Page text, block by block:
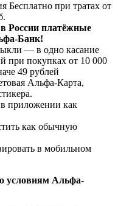
Бесплатно при тратах от
России платёжные
Банк!
— в одно касание
при покупках от 10 000
49 рублей
Альфа-Карта,
приложении как
как обычную
в мобильном
условиям Альфа-